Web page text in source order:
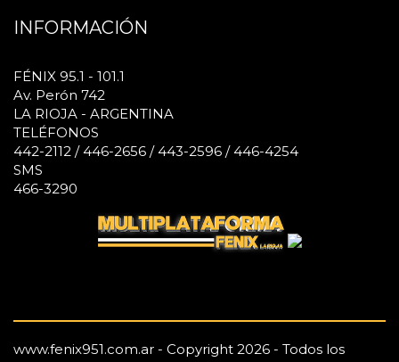
INFORMACIÓN
FÉNIX 95.1 - 101.1
Av. Perón 742
LA RIOJA - ARGENTINA
TELÉFONOS
442-2112 / 446-2656 / 443-2596 / 446-4254
SMS
466-3290
www.fenix951.com.ar - Copyright 2026 - Todos los